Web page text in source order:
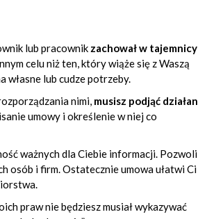
lub pracownik zachowałw tajemnicy
celu niż ten, który wiąże się z Waszą
własne lub cudze potrzeby.
nimi, musisz podjąć
umowy i określenie w niej co
ważnych dla Ciebie informacji. Pozwoli
osób i firm. Ostatecznie umowa ułatwi Ci
praw niebędziesz musiał wykazywać